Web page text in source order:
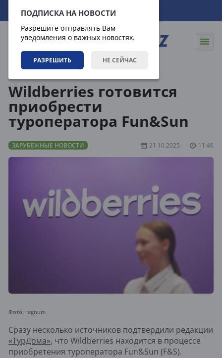
ПОДПИСКА НА НОВОСТИ
Разрешите отправлять Вам
уведомления о важных новостях.
РАЗРЕШИТЬ НЕ СЕЙЧАС
06.08.2026 09:49:09
Wildberries готовится
приобрести
туроператора Fun&Sun
ЗАРУБЕЖНЫЕ НОВОСТИ 21.10.2025 11:46
Фото: regnum
Сразу несколько источников подтвердили редакции
«ТурДома», что Wildberries находится в процессе
приобретения туроператора Fun&Sun (F&S).